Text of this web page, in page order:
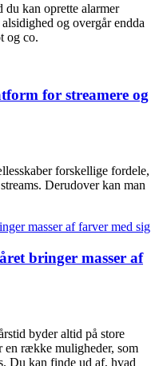
kan oprette alarmer
og overgår endda
og co.
for streamere og
forskellige fordele,
Derudover kan man
bringer masser af
byder altid på store
en række muligheder, som
Du kan finde ud af, hvad